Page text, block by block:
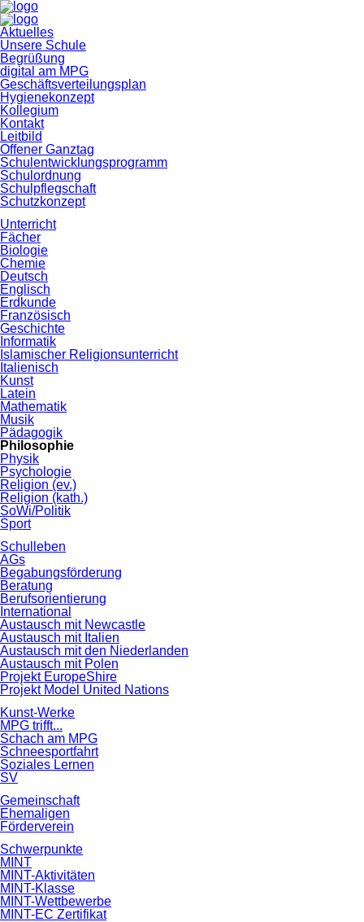
Navigation
überspringen
Aktuelles
Unsere Schule
Begrüßung
digital am MPG
Geschäftsverteilungsplan
Hygienekonzept
Kollegium
Kontakt
Leitbild
Offener Ganztag
Schulentwicklungsprogramm
Schulordnung
Schulpflegschaft
Schutzkonzept
Unterricht
Fächer
Biologie
Chemie
Deutsch
Englisch
Erdkunde
Französisch
Geschichte
Informatik
Islamischer Religionsunterricht
Italienisch
Kunst
Latein
Mathematik
Musik
Pädagogik
Philosophie
Physik
Psychologie
Religion (ev.)
Religion (kath.)
SoWi/Politik
Sport
Schulleben
AGs
Begabungsförderung
Beratung
Berufsorientierung
International
Austausch mit Newcastle
Austausch mit Italien
Austausch mit den Niederlanden
Austausch mit Polen
Projekt EuropeShire
Projekt Model United Nations
Kunst-Werke
MPG trifft...
Schach am MPG
Schneesportfahrt
Soziales Lernen
SV
Gemeinschaft
Ehemaligen
Förderverein
Schwerpunkte
MINT
MINT-Aktivitäten
MINT-Klasse
MINT-Wettbewerbe
MINT-EC Zertifikat